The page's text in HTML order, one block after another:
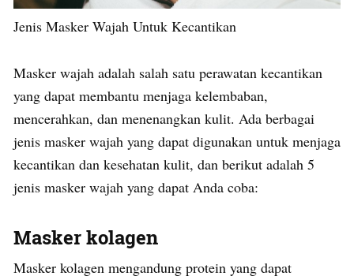
Jenis Masker Wajah Untuk Kecantikan
Masker wajah adalah salah satu perawatan kecantikan
yang dapat membantu menjaga kelembaban,
mencerahkan, dan menenangkan kulit. Ada berbagai
jenis masker wajah yang dapat digunakan untuk menjaga
kecantikan dan kesehatan kulit, dan berikut adalah 5
jenis masker wajah yang dapat Anda coba:
Masker kolagen
Masker kolagen mengandung protein yang dapat